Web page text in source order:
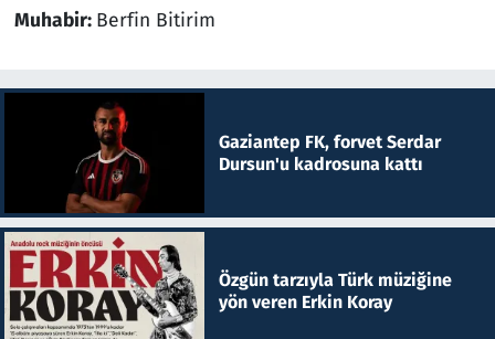
Muhabir: Berfin Bitirim
Gaziantep FK, forvet Serdar
Dursun'u kadrosuna kattı
Özgün tarzıyla Türk müziğine
yön veren Erkin Koray